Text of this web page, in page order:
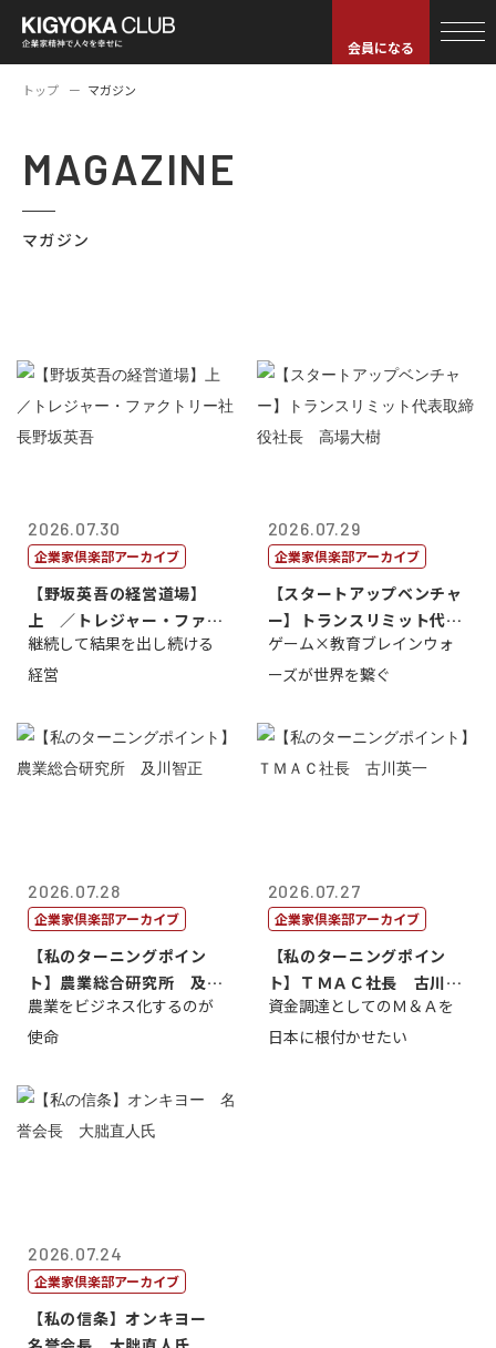
会員になる
トップ マガジン
MAGAZINE
マガジン
2026.07.30
企業家倶楽部アーカイブ
【野坂英吾の経営道場】
上 ／トレジャー・ファク
トリー社長野坂...
継続して結果を出し続ける
経営
2026.07.29
企業家倶楽部アーカイブ
【スタートアップベンチャ
ー】トランスリミット代表
取締役社長 ...
ゲーム×教育ブレインウォ
ーズが世界を繋ぐ
2026.07.28
企業家倶楽部アーカイブ
【私のターニングポイン
ト】農業総合研究所 及川
智正
農業をビジネス化するのが
使命
2026.07.27
企業家倶楽部アーカイブ
【私のターニングポイン
ト】ＴＭＡＣ社長 古川英
一
資金調達としてのＭ＆Ａを
日本に根付かせたい
2026.07.24
企業家倶楽部アーカイブ
【私の信条】オンキヨー